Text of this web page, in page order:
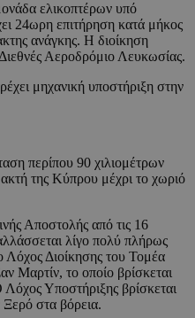
ελικοπτέρων υπό
24ωρη επιτήρηση κατά μήκος
ανάγκης. Η διοίκηση
Διεθνές Αεροδρόμιο Λευκωσίας.
μηχανική υποστήριξη στην
περίπου 90 χιλιομέτρων
της Κύπρου μέχρι το χωριό
Αποστολής από τις 16
λίγο πολύ πλήρως
Λόχος Διοίκησης του Τομέα
Μαρτίν, το οποίο βρίσκεται
Υποστήριξης βρίσκεται
στα βόρεια.